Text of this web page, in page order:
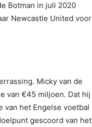
Botman in juli 2020
Newcastle United voor
Micky van de
van €45 miljoen. Dat hij
het Engelse voetbal
gescoord van het